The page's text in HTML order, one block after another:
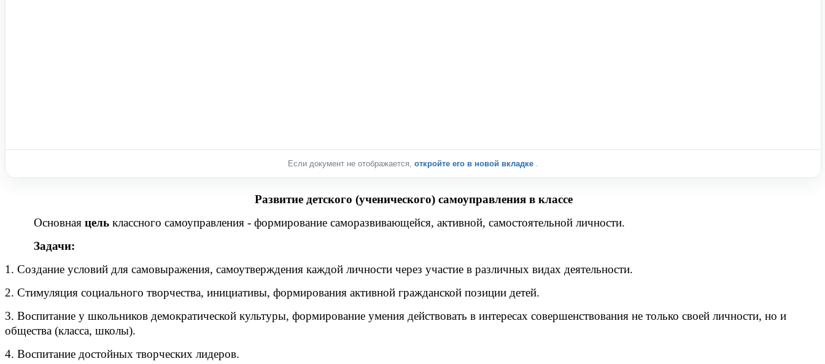
Если документ не отображается, откройте его в новой вкладке
Развитие детского (ученического) самоуправления в классе
Основнаяцель классного самоуправления - формирование саморазвивающейся, активной, самостоятельной личности.
Задачи:
1. Создание условий для самовыражения, самоутверждения каждой личности через участие в различных видах деятельности.
2. Стимуляция социального творчества, инициативы, формирования активной гражданской позиции детей.
3. Воспитание у школьников демократической культуры, формирование умения действовать в интересах совершенствования не только своей личности, но и
общества (класса, школы).
4. Воспитание достойных творческих лидеров.